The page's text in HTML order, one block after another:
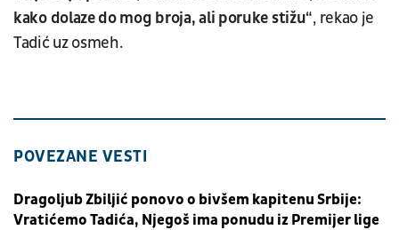
kako dolaze do mog broja, ali poruke stižu“, rekao je
Tadić uz osmeh.
POVEZANE VESTI
Dragoljub Zbiljić ponovo o bivšem kapitenu Srbije:
Vratićemo Tadića, Njegoš ima ponudu iz Premijer lige